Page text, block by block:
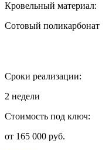
Кровельный материал:
Сотовый поликарбонат
Сроки реализации:
2 недели
Стоимость под ключ:
от 165 000 руб.